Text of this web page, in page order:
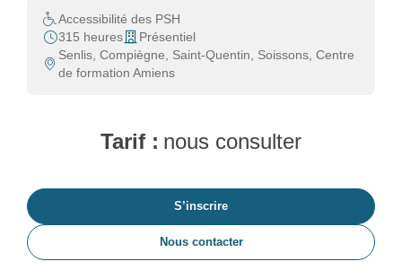
Accessibilité des PSH
315 heures
Présentiel
Senlis, Compiègne, Saint-Quentin, Soissons, Centre
de formation Amiens
Tarif : nous consulter
S’inscrire
Nous contacter